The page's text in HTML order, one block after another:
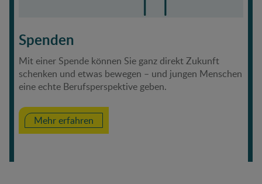
Spenden
Mit einer Spende können Sie ganz direkt Zukunft
schenken und etwas bewegen – und jungen Menschen
eine echte Berufsperspektive geben.
Mehr erfahren